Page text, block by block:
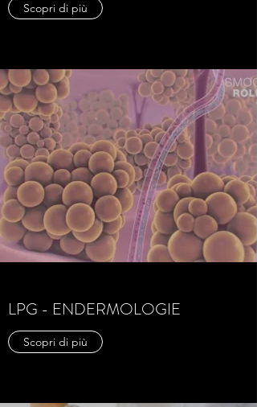
Scopri di più
LPG - ENDERMOLOGIE
Scopri di più